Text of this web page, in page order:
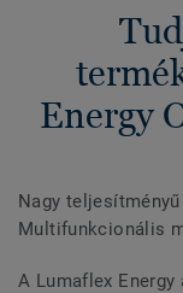
Energy
Nagy
Multifunkcionális
A Lumaflex